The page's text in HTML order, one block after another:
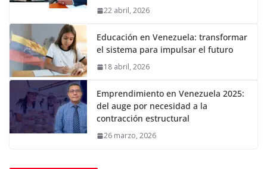
22 abril, 2026
Educación en Venezuela: transformar
el sistema para impulsar el futuro
18 abril, 2026
Emprendimiento en Venezuela 2025:
del auge por necesidad a la
contracción estructural
26 marzo, 2026